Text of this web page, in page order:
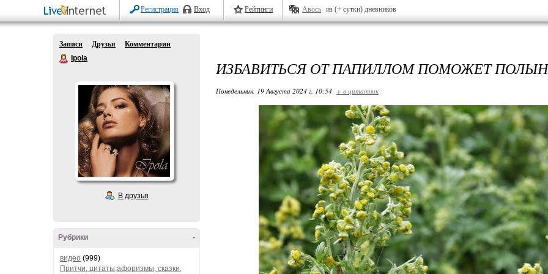
Регистрация Вход Рейтинги Авось из (+ сутки) дневников
Записи Друзья
Комментарии
Ipola
В друзья
-
Рубрики
видео (999)
Притчи, цитаты,афоризмы, сказки,
ИЗБАВИТЬСЯ ОТ ПАПИЛЛОМ ПОМОЖЕТ
Понедельник, 19 Августа 2024 г. 10:54 + в цитатник